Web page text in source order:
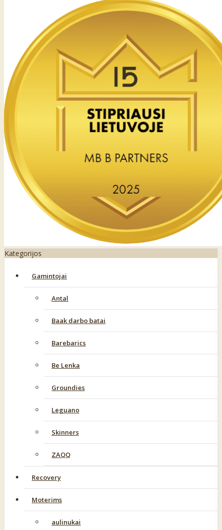
Kategorijos
Gamintojai
Antal
Baak darbo batai
Barebarics
Be Lenka
Groundies
Leguano
Skinners
ZAQQ
Recovery
Moterims
aulinukai